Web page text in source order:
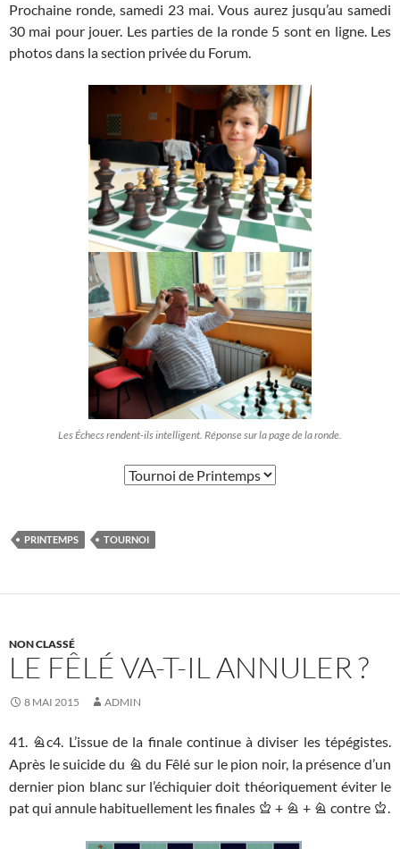
Prochaine ronde, samedi 23 mai. Vous aurez jusqu’au samedi
30 mai pour jouer. Les parties de la ronde 5 sont en ligne. Les
photos dans la section privée du Forum.
Les Échecs rendent-ils intelligent. Réponse sur la page de la ronde.
PRINTEMPS TOURNOI
NON CLASSÉ
LE FÊLÉ VA-T-IL ANNULER ?
8 MAI 2015 ADMIN
41. Nc4. L’issue de la finale continue à diviser les tépégistes.
Après le suicide du N du Fêlé sur le pion noir, la présence d’un
dernier pion blanc sur l’échiquier doit théoriquement éviter le
pat qui annule habituellement les finales K + N + N contre K.